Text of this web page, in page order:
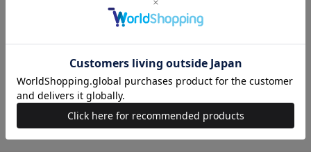
こちらの商品は取扱い店舗一覧サービスを停止させていただいております